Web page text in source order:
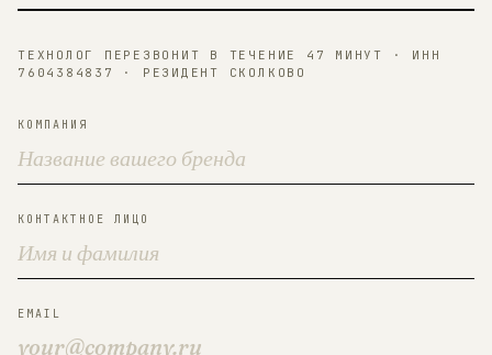
ТЕХНОЛОГ ПЕРЕЗВОНИТ В ТЕЧЕНИЕ 47 МИНУТ · ИНН
7604384837 · РЕЗИДЕНТ СКОЛКОВО
КОМПАНИЯ
КОНТАКТНОЕ ЛИЦО
EMAIL